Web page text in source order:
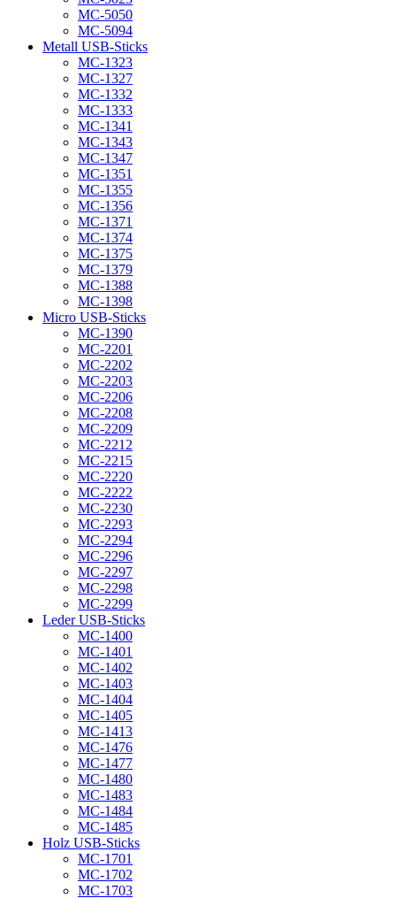
MC-5050
MC-5094
Metall USB-Sticks
MC-1323
MC-1327
MC-1332
MC-1333
MC-1341
MC-1343
MC-1347
MC-1351
MC-1355
MC-1356
MC-1371
MC-1374
MC-1375
MC-1379
MC-1388
MC-1398
Micro USB-Sticks
MC-1390
MC-2201
MC-2202
MC-2203
MC-2206
MC-2208
MC-2209
MC-2212
MC-2215
MC-2220
MC-2222
MC-2230
MC-2293
MC-2294
MC-2296
MC-2297
MC-2298
MC-2299
Leder USB-Sticks
MC-1400
MC-1401
MC-1402
MC-1403
MC-1404
MC-1405
MC-1413
MC-1476
MC-1477
MC-1480
MC-1483
MC-1484
MC-1485
Holz USB-Sticks
MC-1701
MC-1702
MC-1703